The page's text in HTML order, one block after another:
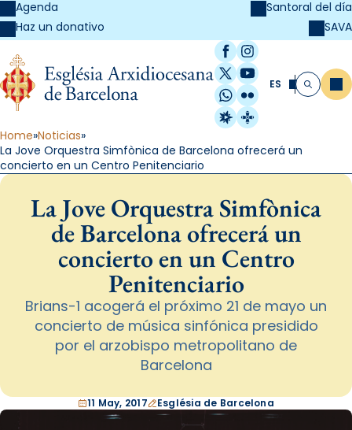
Agenda
Haz un donativo
Santoral del día
SAVA
Facebook
Instagram
X / Twitter
YouTube
WhatsApp
Flickr
Radio Estel
Catalunya
ES Buscar
Home Noticias
La Jove Orquestra Simfònica de Barcelona ofrecerá un
concierto en un Centro Penitenciario
La Jove Orquestra Simfònica
de Barcelona ofrecerá un
concierto en un Centro
Penitenciario
Brians-1 acogerá el próximo 21 de mayo un
concierto de música sinfónica presidido
por el arzobispo metropolitano de
Barcelona
11 May, 2017 Església de Barcelona